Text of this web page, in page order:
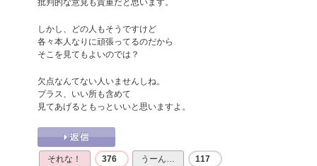
批判的な意見も貴重だと思います。
しかし、どの人もそうですけど
各々本人なりに頑張ってるのだから
そこを見てもよいのでは？
欠点なんてない人いませんしね。
プラス、いい所も含めて
見てあげるともっといいと思いますよ。
それな！ 376 うーん… 117